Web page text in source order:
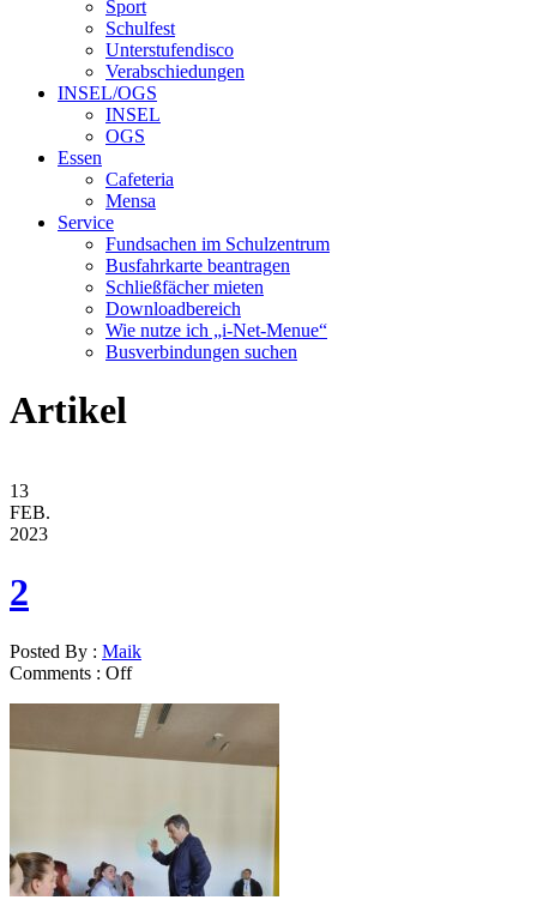
Sport
Schulfest
Unterstufendisco
Verabschiedungen
INSEL/OGS
INSEL
OGS
Essen
Cafeteria
Mensa
Service
Fundsachen im Schulzentrum
Busfahrkarte beantragen
Schließfächer mieten
Downloadbereich
Wie nutze ich „i-Net-Menue“
Busverbindungen suchen
Artikel
13
FEB.
2023
2
Posted By : Maik
Comments : Off